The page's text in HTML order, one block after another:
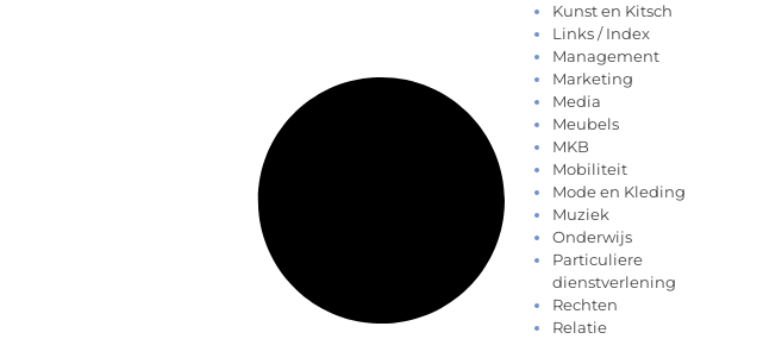
Kunst en Kitsch
Links / Index
Management
Marketing
Media
Meubels
MKB
Mobiliteit
Mode en Kleding
Muziek
Onderwijs
Particuliere
dienstverlening
Rechten
Relatie